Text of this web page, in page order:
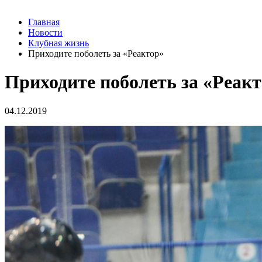
Главная
Новости
Клубная жизнь
Приходите поболеть за «Реактор»
Приходите поболеть за
04.12.2019